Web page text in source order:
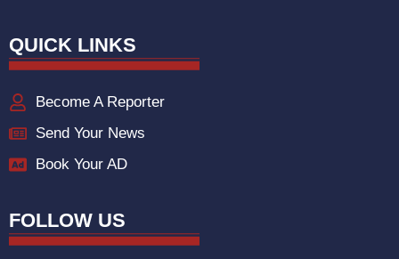
QUICK LINKS
Become A Reporter
Send Your News
Book Your AD
FOLLOW US